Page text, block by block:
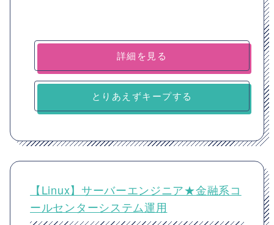
詳細を見る
とりあえずキープする
【Linux】サーバーエンジニア★金融系コ
ールセンターシステム運用